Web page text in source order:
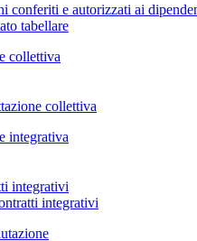
conferiti e autorizzati ai
tabellare
collettiva
collettiva
integrativa
integrativi
integrativi